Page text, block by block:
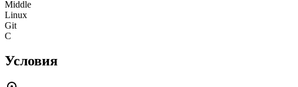
Middle
Linux
Git
C
Условия